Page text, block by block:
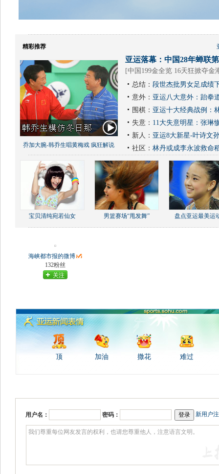
精彩推荐
乔加大腕-韩乔生唱黄梅戏 疯狂解说
亚运落幕：中国28年蝉联
[中国199金全览 16天狂掀夺金
总结： 段世杰批男女足成绩
意外： 亚运八大意外：跆拳
围棋： 亚运十大经典战例：
失意： 11大失意明星：张琳
新人： 亚运8大新星-叶诗文
社区： 林丹或成李永波救命
宝贝清纯宛若仙女 男篮赛场“甩发舞” 盘点亚运最美运
海峡都市报的微博
132粉丝
关注
顶 加油 撒花 难过
用户名： 密码： 新用户